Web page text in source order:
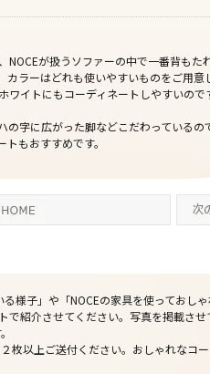
が扱うソファーの中で一番背もた
ラーはどれも使いやすいものをご用意
イトにもコーディネートしやすいので
字に広がった脚などこだわっているの
もおすすめです。
様子」や「NOCEの家具を使っておし
で紹介させてください。写真を掲載さ
枚以上ご送付ください。おしゃれなコ